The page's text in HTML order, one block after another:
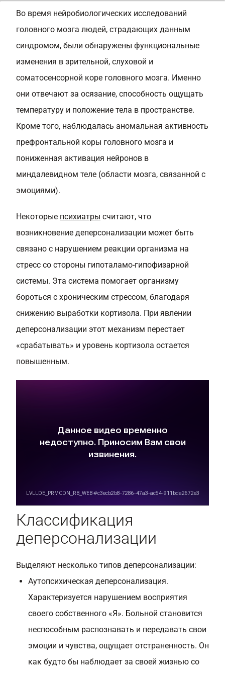
Во время нейробиологических исследований
головного мозга людей, страдающих данным
синдромом, были обнаружены функциональные
изменения в зрительной, слуховой и
соматосенсорной коре головного мозга. Именно
они отвечают за осязание, способность ощущать
температуру и положение тела в пространстве.
Кроме того, наблюдалась аномальная активность
префронтальной коры головного мозга и
пониженная активация нейронов в
миндалевидном теле (области мозга, связанной с
эмоциями).
Некоторые психиатры считают, что
возникновение деперсонализации может быть
связано с нарушением реакции организма на
стресс со стороны гипоталамо-гипофизарной
системы. Эта система помогает организму
бороться с хроническим стрессом, благодаря
снижению выработки кортизола. При явлении
деперсонализации этот механизм перестает
«срабатывать» и уровень кортизола остается
повышенным.
Классификация
деперсонализации
Выделяют несколько типов деперсонализации:
Аутопсихическая деперсонализация.
Характеризуется нарушением восприятия
своего собственного «Я». Больной становится
неспособным распознавать и передавать свои
эмоции и чувства, ощущает отстраненность. Он
как будто бы наблюдает за своей жизнью со